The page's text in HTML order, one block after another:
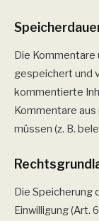
Die Kommentare
gespeichert und
kommentierte
Kommentare
müssen (z. B.
Die Speicherung
Einwilligung (Art.